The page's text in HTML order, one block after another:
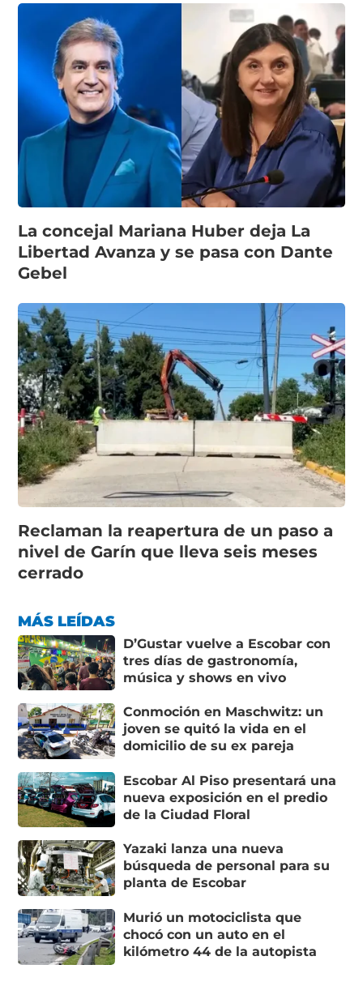
La concejal Mariana Huber deja La
Libertad Avanza y se pasa con Dante
Gebel
Reclaman la reapertura de un paso a
nivel de Garín que lleva seis meses
cerrado
MÁS LEÍDAS
D’Gustar vuelve a Escobar con
tres días de gastronomía,
música y shows en vivo
Conmoción en Maschwitz: un
joven se quitó la vida en el
domicilio de su ex pareja
Escobar Al Piso presentará una
nueva exposición en el predio
de la Ciudad Floral
Yazaki lanza una nueva
búsqueda de personal para su
planta de Escobar
Murió un motociclista que
chocó con un auto en el
kilómetro 44 de la autopista